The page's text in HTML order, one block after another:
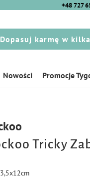
+48 727
Dopasuj karmę w
Nowości Promocje
Tricky